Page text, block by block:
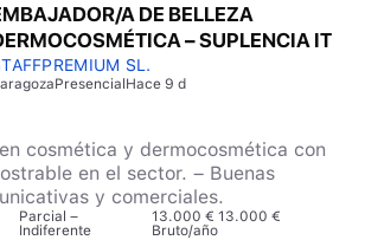
A DE BELLEZA
– SUPLENCIA IT
SL.
PresencialHace 9 d
cosmética y dermocosmética con
en el sector. – Buenas
y comerciales.
Parcial –
Indiferente
13.000 € 13.000 €
Bruto/año